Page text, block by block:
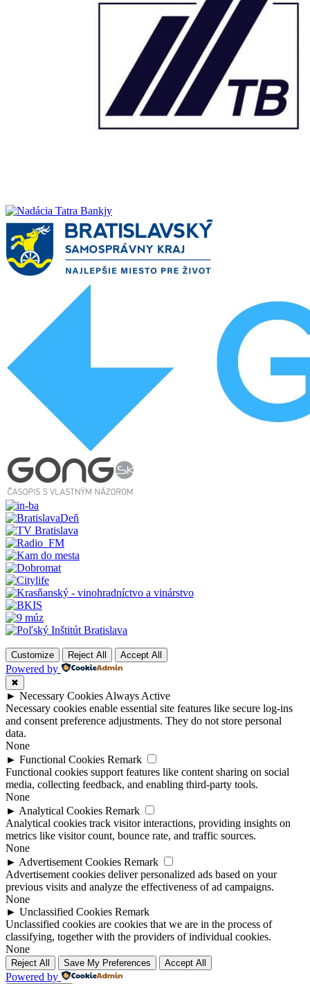
Customize Reject All Accept All
Powered by
✖
► Necessary Cookies Always Active
Necessary cookies enable essential site features like secure log-ins
and consent preference adjustments. They do not store personal
data.
None
► Functional Cookies Remark
Functional cookies support features like content sharing on social
media, collecting feedback, and enabling third-party tools.
None
► Analytical Cookies Remark
Analytical cookies track visitor interactions, providing insights on
metrics like visitor count, bounce rate, and traffic sources.
None
► Advertisement Cookies Remark
Advertisement cookies deliver personalized ads based on your
previous visits and analyze the effectiveness of ad campaigns.
None
► Unclassified Cookies Remark
Unclassified cookies are cookies that we are in the process of
classifying, together with the providers of individual cookies.
None
Reject All Save My Preferences Accept All
Powered by